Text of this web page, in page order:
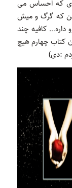
که احساس می
که گرگ و میش
داره… کافیه چند
کتاب چهارم هیچ
:دی)